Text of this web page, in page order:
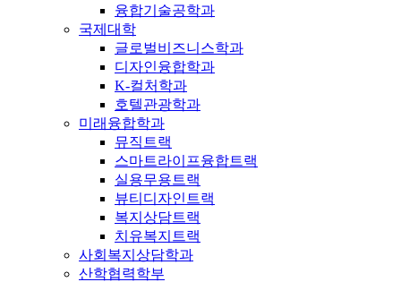
융합기술공학과
국제대학
글로벌비즈니스학과
디자인융합학과
K-컬처학과
호텔관광학과
미래융합학과
뮤직트랙
스마트라이프융합트랙
실용무용트랙
뷰티디자인트랙
복지상담트랙
치유복지트랙
사회복지상담학과
산학협력학부